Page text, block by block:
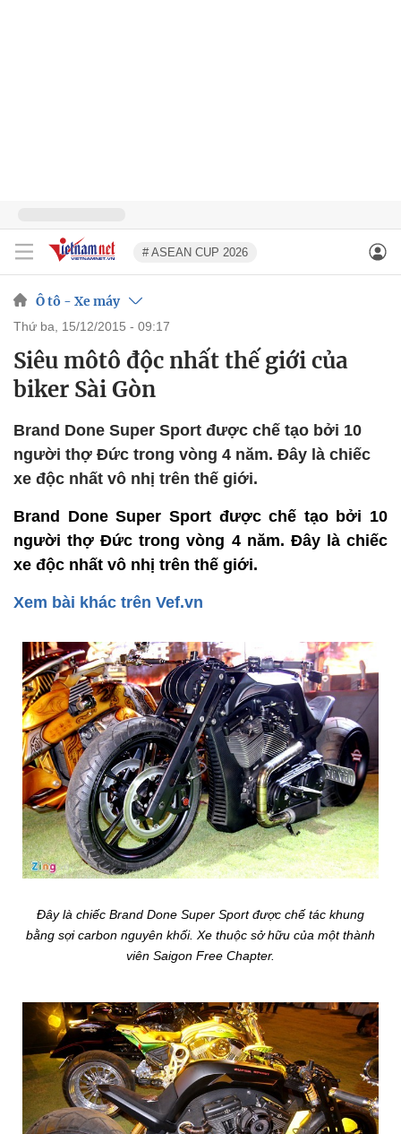
# ASEAN CUP 2026
Ô tô - Xe máy
thứ ba, 15/12/2015 - 09:17
Siêu môtô độc nhất thế giới của
biker Sài Gòn
Brand Done Super Sport được chế tạo bởi 10
người thợ Đức trong vòng 4 năm. Đây là chiếc
xe độc nhất vô nhị trên thế giới.
Brand Done Super Sport được chế tạo bởi 10
người thợ Đức trong vòng 4 năm. Đây là chiếc
xe độc nhất vô nhị trên thế giới.
Xem bài khác trên Vef.vn
Đây là chiếc Brand Done Super Sport được chế tác khung
bằng sợi carbon nguyên khối. Xe thuộc sở hữu của một thành
viên Saigon Free Chapter.